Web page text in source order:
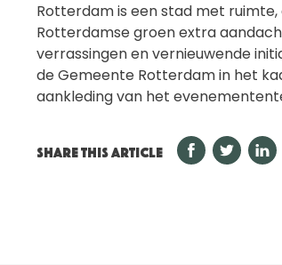
Rotterdam is een stad met
Rotterdamse groen extra
verrassingen en vernieuwende
de Gemeente Rotterdam in het
aankleding van het
SHARE THIS ARTICLE